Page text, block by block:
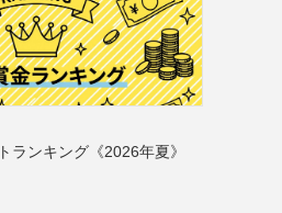
ランキング《2026年夏》